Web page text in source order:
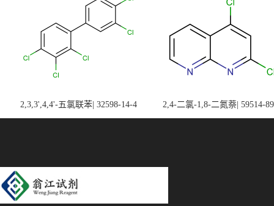
2,3,3',4,4'-五氯联苯| 32598-14-4 2,4-二氯-1,8-二氮萘| 59514-